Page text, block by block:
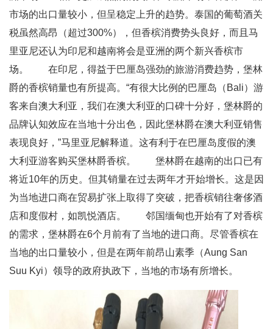
市场的出口量较小，但呈稳定上升的趋势。泰国的葡萄酒关
税虽然高昂（超过300%），但香槟消费势头良好，而且马
里亚尼还认为印尼和越南将会是亚洲的两个新兴香槟市
场。 在印尼，得益于巴厘岛强劲的旅游消费趋势，堡林
爵的香槟销量也有所提高。“有很大比例的巴厘岛（Bali）游
客来自澳大利亚，我们在澳大利亚的口碑十分好，堡林爵的
品牌认知效应在当地十分出色，因此堡林爵在澳大利亚销售
表现良好，”马里亚尼解释道。这有利于在巴厘岛度假的澳
大利亚游客购买堡林爵香槟。 堡林爵在越南的出口已有
将近10年的历史。但其销量在过去两年才开始增长。这是因
为当地进口商在贸易扩张上取得了突破，把香槟销往奢侈酒
店和度假村，如凯悦酒店。 邻国缅甸也开始有了对香槟
的需求，堡林爵在6个月前有了当地的进口商。尽管香槟在
当地的出口量较小，但是在两年前昂山素季（Aung San
Suu Kyi）领导的政府执政下，当地的市场有所增长。